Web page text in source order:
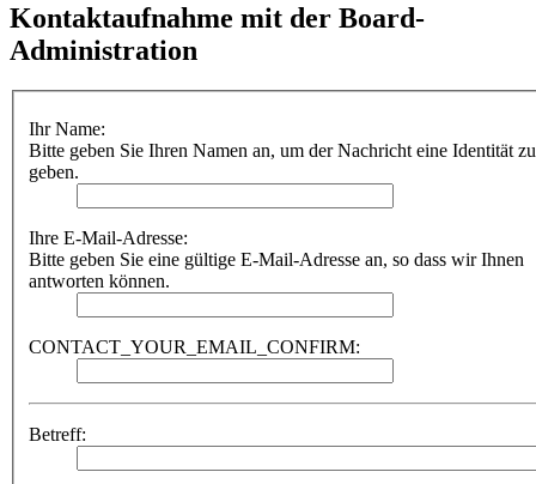
Kontaktaufnahme mit der Board-
Administration
Ihr Name:
Bitte geben Sie Ihren Namen an, um der Nachricht eine Identität zu
geben.
Ihre E-Mail-Adresse:
Bitte geben Sie eine gültige E-Mail-Adresse an, so dass wir Ihnen
antworten können.
CONTACT_YOUR_EMAIL_CONFIRM:
Betreff: